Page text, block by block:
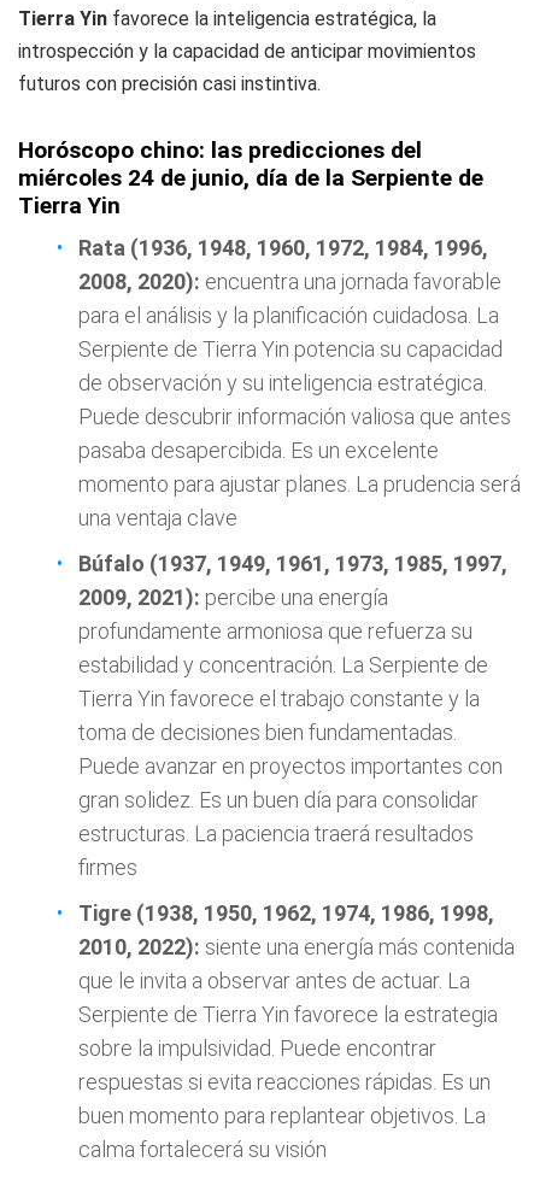
Tierra Yin favorece la inteligencia estratégica, la
introspección y la capacidad de anticipar movimientos
futuros con precisión casi instintiva.
Horóscopo chino: las predicciones del
miércoles 24 de junio, día de la Serpiente de
Tierra Yin
Rata (1936, 1948, 1960, 1972, 1984, 1996,
2008, 2020): encuentra una jornada favorable
para el análisis y la planificación cuidadosa. La
Serpiente de Tierra Yin potencia su capacidad
de observación y su inteligencia estratégica.
Puede descubrir información valiosa que antes
pasaba desapercibida. Es un excelente
momento para ajustar planes. La prudencia será
una ventaja clave
Búfalo (1937, 1949, 1961, 1973, 1985, 1997,
2009, 2021): percibe una energía
profundamente armoniosa que refuerza su
estabilidad y concentración. La Serpiente de
Tierra Yin favorece el trabajo constante y la
toma de decisiones bien fundamentadas.
Puede avanzar en proyectos importantes con
gran solidez. Es un buen día para consolidar
estructuras. La paciencia traerá resultados
firmes
Tigre (1938, 1950, 1962, 1974, 1986, 1998,
2010, 2022): siente una energía más contenida
que le invita a observar antes de actuar. La
Serpiente de Tierra Yin favorece la estrategia
sobre la impulsividad. Puede encontrar
respuestas si evita reacciones rápidas. Es un
buen momento para replantear objetivos. La
calma fortalecerá su visión